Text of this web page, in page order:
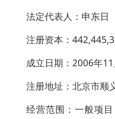
法定代表人：申东日
注册资本：
成立日期：2006年
注册地址：北京市顺
经营范围：一般项